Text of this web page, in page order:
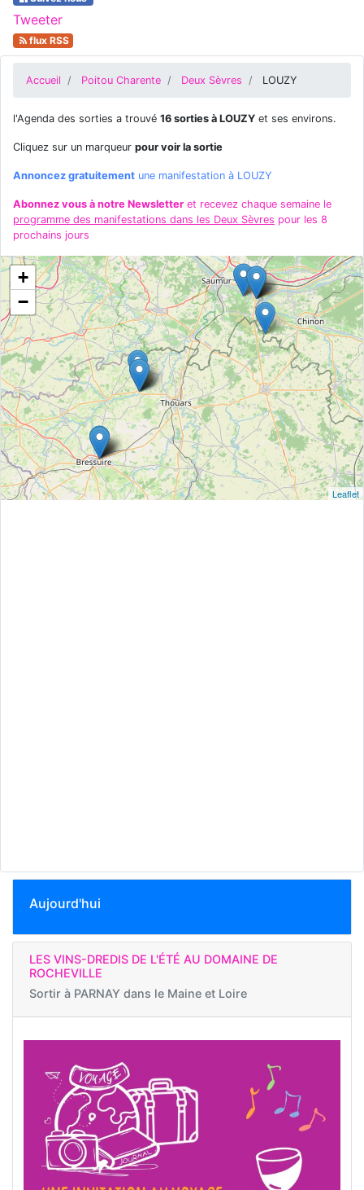
Tweeter
flux RSS
Accueil Poitou Charente Deux Sèvres LOUZY
l'Agenda des sorties a trouvé 16 sorties à LOUZY et ses environs.
Cliquez sur un marqueur pour voir la sortie
Annoncez gratuitement une manifestation à LOUZY
Abonnez vous à notre Newsletter et recevez chaque semaine le
programme des manifestations dans les Deux Sèvres pour les 8
prochains jours
+
−
Leaflet
Aujourd'hui
LES VINS-DREDIS DE L'ÉTÉ AU DOMAINE DE
ROCHEVILLE
Sortir à PARNAY dans le Maine et Loire